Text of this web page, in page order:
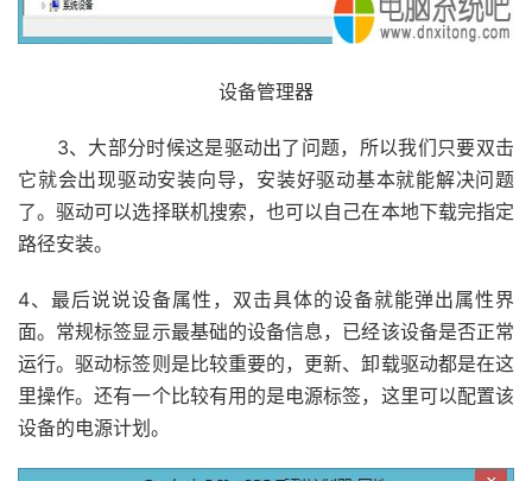
设备管理器
3、大部分时候这是驱动出了问题，所以我们只要双击
它就会出现驱动安装向导，安装好驱动基本就能解决问题
了。驱动可以选择联机搜索，也可以自己在本地下载完指定
路径安装。
4、最后说说设备属性，双击具体的设备就能弹出属性界
面。常规标签显示最基础的设备信息，已经该设备是否正常
运行。驱动标签则是比较重要的，更新、卸载驱动都是在这
里操作。还有一个比较有用的是电源标签，这里可以配置该
设备的电源计划。